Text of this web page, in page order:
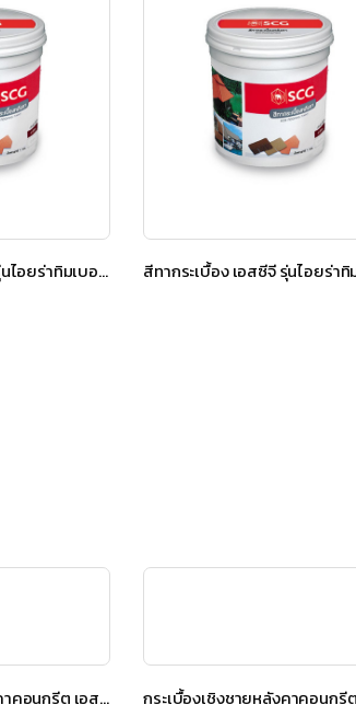
สีทากระเบื้อง เอสซีจี รุ่นไอยร่าทิมเบอร์ สีเฮเซลบราวน์
กระเบื้องเชิงชายหลังคาคอนกรีต เอสซีจี รุ่น นิวสไตล์ Diamond Cut สีเกรย์ซเลท